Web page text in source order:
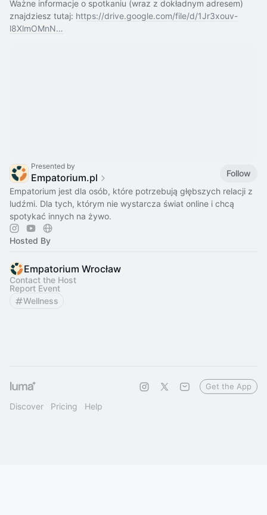
Ważne informacje o spotkaniu (wraz z dokładnym adresem)
znajdziesz tutaj: https://drive.google.com/file/d/1Jr3xouv-
l8XlmOMnN…
Presented by
Empatorium.pl
Follow
Empatorium jest dla osób, które potrzebują głębszych relacji z
ludźmi. Dla tych, którym nie wystarcza świat online i chcą
spotykać innych na żywo.
Hosted By
Empatorium Wrocław
Contact the Host
Report Event
Wellness
Discover Pricing Help
Get the App